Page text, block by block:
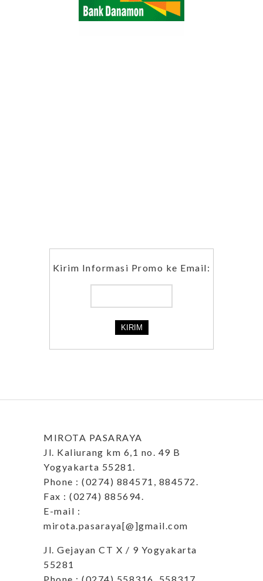
Kirim Informasi Promo ke Email:
MIROTA PASARAYA
Jl. Kaliurang km 6,1 no. 49 B
Yogyakarta 55281.
Phone : (0274) 884571, 884572.
Fax : (0274) 885694.
E-mail :
mirota.pasaraya[@]gmail.com
Jl. Gejayan CT X / 9 Yogyakarta
55281
Phone : (0274) 558316, 558317